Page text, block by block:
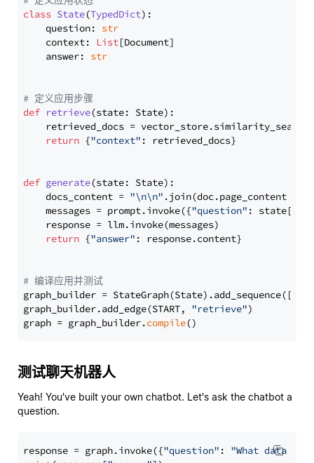
class State(TypedDict):
    question:
str
    context:
List[Document]
    answer:
str
# 定义应用步骤
def retrieve(state: State):
retrieved_docs =
return {"context" : retrieved_docs}
def generate(state: State):
    docs_content =
"\n\n" .join(doc.page_content
    messages = prompt.invoke({
"question" : state[
    response = llm.invoke(messages)
return {"answer" : response.content}
# 编译应用并测试
graph_builder =
graph_builder.add_edge(START, "retrieve")
graph = graph_builder.compile
测试聊天机器人
Yeah! You've built your own chatbot. Let's ask the chatbot a
question.
response = graph.invoke({"question" : "What data